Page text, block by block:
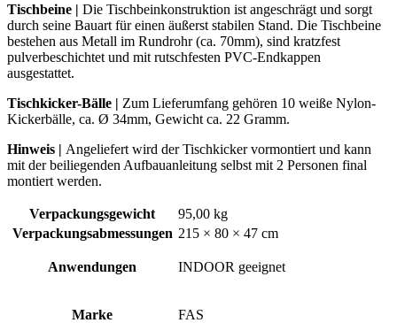
Tischbeine | Die Tischbeinkonstruktion ist angeschrägt und sorgt
durch seine Bauart für einen äußerst stabilen Stand. Die Tischbeine
bestehen aus Metall im Rundrohr (ca. 70mm), sind kratzfest
pulverbeschichtet und mit rutschfesten PVC-Endkappen
ausgestattet.
Tischkicker-Bälle | Zum Lieferumfang gehören 10 weiße Nylon-
Kickerbälle, ca. Ø 34mm, Gewicht ca. 22 Gramm.
Hinweis | Angeliefert wird der Tischkicker vormontiert und kann
mit der beiliegenden Aufbauanleitung selbst mit 2 Personen final
montiert werden.
Verpackungsgewicht
95,00 kg
Verpackungsabmessungen 215 × 80 × 47 cm
Anwendungen INDOOR geeignet
Marke FAS